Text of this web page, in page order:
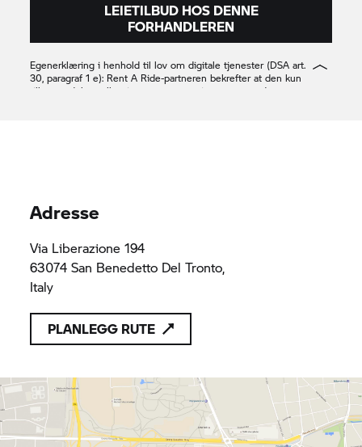
LEIETILBUD HOS DENNE
FORHANDLEREN
Egenerklæring i henhold til lov om digitale tjenester (DSA art.
30, paragraf 1 e): Rent A Ride-partneren bekrefter at den kun
tilbyr produkter eller tjenester som er i samsvar med
Adresse
Via Liberazione 194
63074 San Benedetto Del Tronto,
Italy
PLANLEGG RUTE